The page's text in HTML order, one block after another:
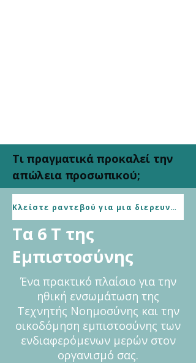
Τι πραγματικά προκαλεί την
απώλεια προσωπικού;
Κλείστε ραντεβού για μια διερευνητική κλήση χωρίς υποχρέωση
Πλαίσιο για Ηγέτες
Τα 6 Τ της
Εμπιστοσύνης
Ένα πρακτικό πλαίσιο για την
ηθική ενσωμάτωση της
Τεχνητής Νοημοσύνης και την
οικοδόμηση εμπιστοσύνης των
ενδιαφερόμενων μερών στον
οργανισμό σας.